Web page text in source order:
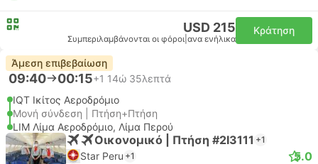
USD 215
Συμπεριλαμβάνονται οι φόροι ανα ενήλικα
Κράτηση
Άμεση επιβεβαίωση
09:40 00:15+1 14ώ 35λεπτά
IQT Ικίτος Αεροδρόμιο
Μονή σύνδεση | Πτήση+Πτήση
LIM Λίμα Αεροδρόμιο, Λίμα Περού
Οικονομικό | Πτήση #2I3111 +1
Star Peru +1 5.0